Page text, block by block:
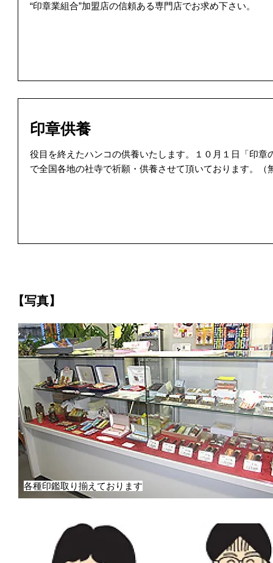
“印章業組合”加盟店の信頼ある専門店でお求め下さい。
印章供養
役目を終えたハンコの供養いたします。１０月１日「印章
で全国各地の社寺で祈願・供養させて頂いております。（
【写真】
各種印鑑取り揃えております